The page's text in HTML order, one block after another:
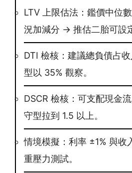
LTV 上限估法：鑑價中位
況加減分 → 推估二胎可設
DTI 檢核：建議總負債占
型以 35% 觀察。
DSCR 檢核：可支配現金
守型拉到 1.5 以上。
情境模擬：利率 ±1% 與收
重壓力測試。